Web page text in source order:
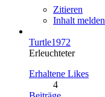
Zitieren
Inhalt melden
Turtle1972
Erleuchteter
Erhaltene Likes
4